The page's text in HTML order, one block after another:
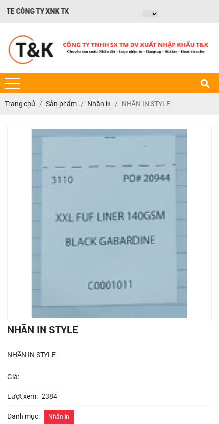
TY XNK TK
Trang chủ Sản phẩm Nhãn in NHÃN IN STYLE
NHÃN IN STYLE
NHÃN IN STYLE
Giá:
Lượt xem: 2384
Danh mục: Nhãn in